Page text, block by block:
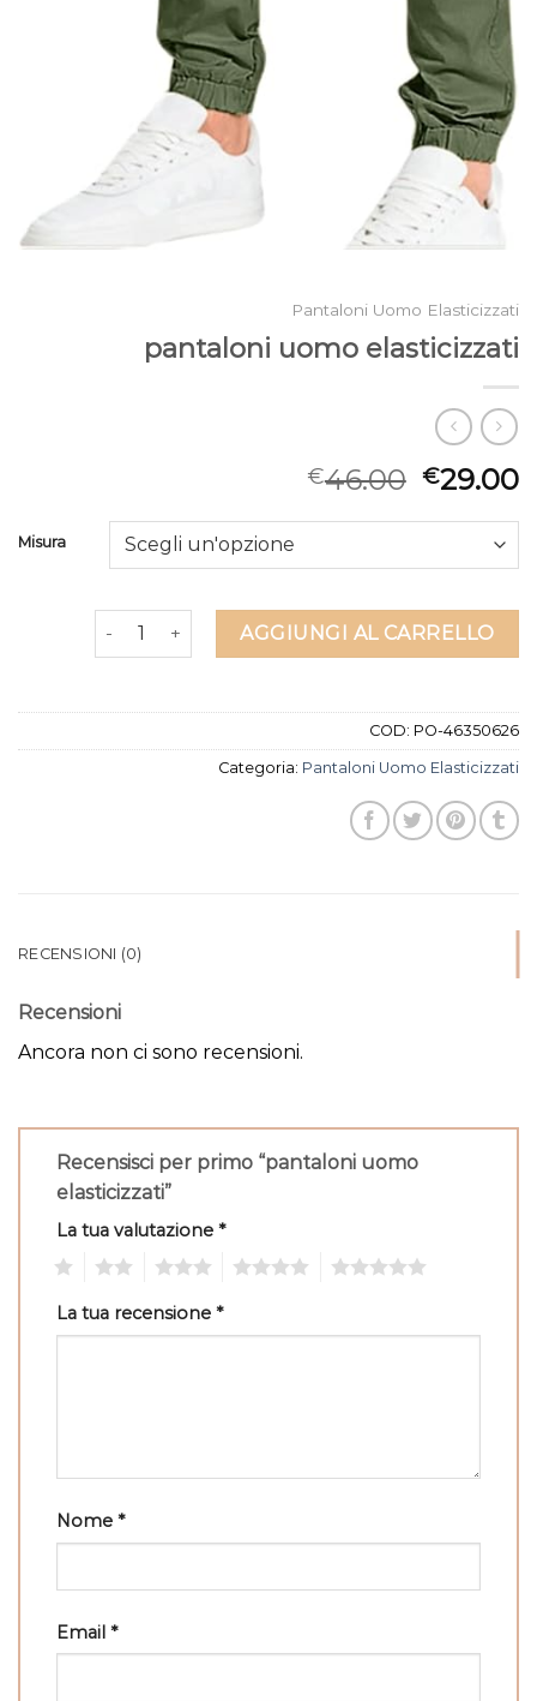
Pantaloni Uomo Elasticizzati
pantaloni uomo elasticizzati
€46.00 €29.00
Misura
pantaloni uomo elasticizzati quantità
AGGIUNGI AL CARRELLO
COD: PO-46350626
Categoria: Pantaloni Uomo Elasticizzati
RECENSIONI (0)
Recensioni
Ancora non ci sono recensioni.
Recensisci per primo “pantaloni uomo
elasticizzati”
La tua valutazione *
La tua recensione *
Nome *
Email *